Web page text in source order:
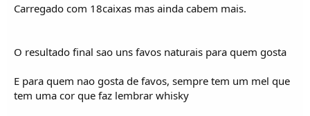
Carregado com 18caixas mas ainda cabem mais.
O resultado final sao uns favos naturais para quem gosta
E para quem nao gosta de favos, sempre tem um mel que
tem uma cor que faz lembrar whisky